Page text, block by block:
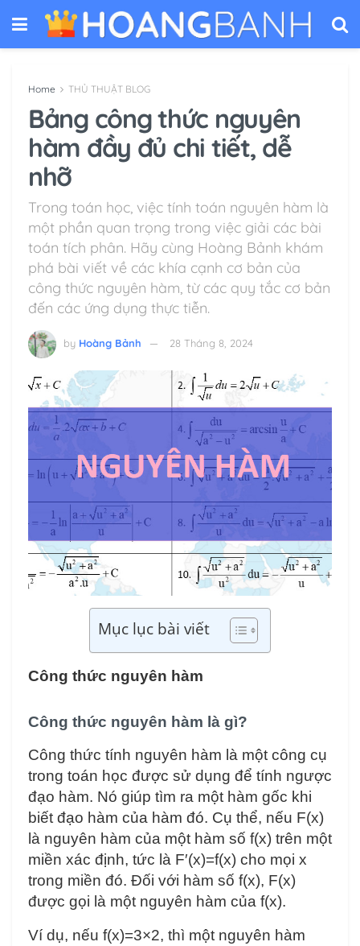
Home THỦ THUẬT BLOG
Bảng công thức nguyên
hàm đầy đủ chi tiết, dễ
nhỡ
Trong toán học, việc tính toán nguyên hàm là
một phần quan trọng trong việc giải các bài
toán tích phân. Hãy cùng Hoàng Bảnh khám
phá bài viết về các khía cạnh cơ bản của
công thức nguyên hàm, từ các quy tắc cơ bản
đến các ứng dụng thực tiễn.
by Hoàng Bảnh 28 Tháng 8, 2024
Mục lục bài viết
Công thức nguyên hàm
Công thức nguyên hàm là gì?
Công thức tính nguyên hàm là một công cụ
trong toán học được sử dụng để tính ngược
đạo hàm. Nó giúp tìm ra một hàm gốc khi
biết đạo hàm của hàm đó. Cụ thể, nếu F(x)
là nguyên hàm của một hàm số f(x) trên một
miền xác định, tức là F′(x)=f(x) cho mọi x
trong miền đó. Đối với hàm số f(x), F(x)
được gọi là một nguyên hàm của f(x).
Ví dụ, nếu f(x)=3×2, thì một nguyên hàm